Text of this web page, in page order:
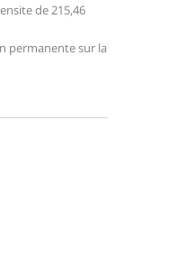
de 215,46
permanente sur la